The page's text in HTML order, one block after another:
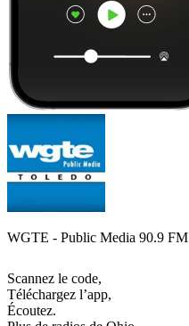
WGTE - Public Media 90.9 FM
Scannez le code,
Téléchargez l’app,
Écoutez.